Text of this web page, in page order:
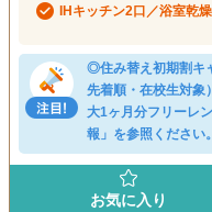
IHキッチン2口／浴室乾
◎住み替え初期割キ
先着順・在校生対象
大1ヶ月分フリーレ
報」を参照ください
お気に入り